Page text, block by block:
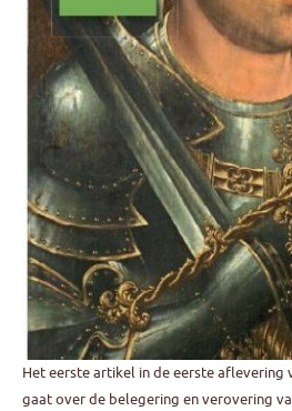
Het eerste artikel in de eerste aflevering
gaat over de belegering en verovering